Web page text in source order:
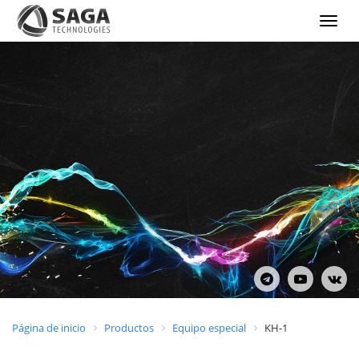
Show
menu
Página de inicio Productos Equipo especial KH-1